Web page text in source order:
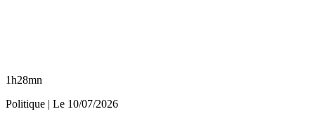
1h28mn
Politique | Le 10/07/2026